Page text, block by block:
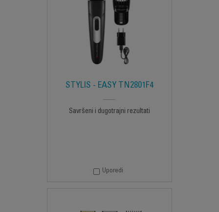
STYLIS - EASY TN2801F4
Savršeni i dugotrajni rezultati
Uporedi